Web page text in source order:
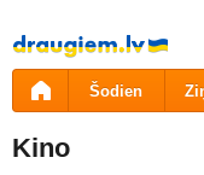
Pāriet
uz
saturu
Šodien
Kino